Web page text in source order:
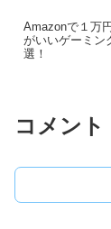
Amazonで１万
がいいゲーミン
選！
コメント